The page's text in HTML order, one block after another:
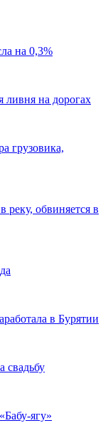
на 0,3%
ливня на дорогах
грузовика,
реку, обвиняется в
в Бурятии
свадьбу
ягу»